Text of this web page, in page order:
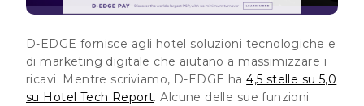
D-EDGE fornisce agli hotel soluzioni tecnologiche e
di marketing digitale che aiutano a massimizzare i
ricavi. Mentre scriviamo, D-EDGE ha4,5 stelle su 5,0
su Hotel Tech Report. Alcune delle sue funzioni